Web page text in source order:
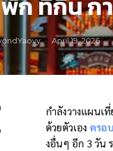
April 19, 2026
กำลังวางแผนเ
ด้วยตัวเอง ครอ
งอื่นๆ อีก 3 วัน